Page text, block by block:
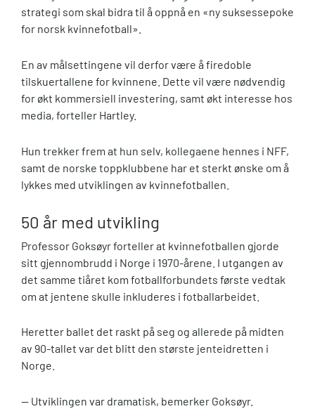
strategi som skal bidra til å oppnå en «ny suksessepoke
for norsk kvinnefotball».
En av målsettingene vil derfor være å firedoble
tilskuertallene for kvinnene. Dette vil være nødvendig
for økt kommersiell investering, samt økt interesse hos
media, forteller Hartley.
Hun trekker frem at hun selv, kollegaene hennes i NFF,
samt de norske toppklubbene har et sterkt ønske om å
lykkes med utviklingen av kvinnefotballen.
50 år med utvikling
Professor Goksøyr forteller at kvinnefotballen gjorde
sitt gjennombrudd i Norge i 1970-årene. I utgangen av
det samme tiåret kom fotballforbundets første vedtak
om at jentene skulle inkluderes i fotballarbeidet.
Heretter ballet det raskt på seg og allerede på midten
av 90-tallet var det blitt den største jenteidretten i
Norge.
— Utviklingen var dramatisk, bemerker Goksøyr.